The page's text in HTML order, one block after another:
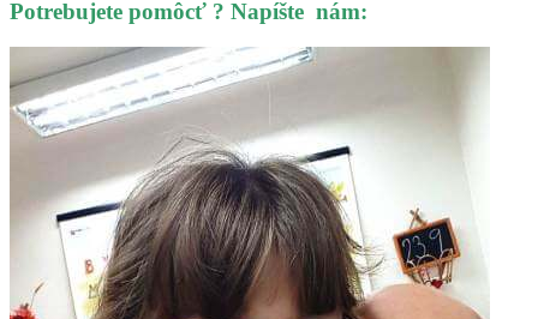
Potrebujete pomôcť ? Napíšte nám: